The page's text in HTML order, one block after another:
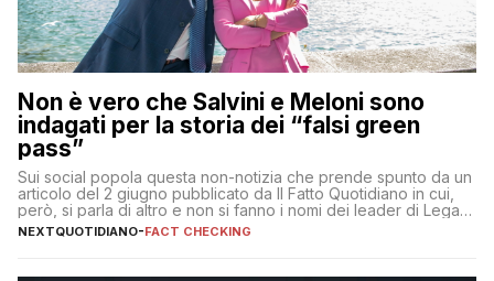
Non è vero che Salvini e Meloni sono
indagati per la storia dei “falsi green
pass”
Sui social popola questa non-notizia che prende spunto da un
articolo del 2 giugno pubblicato da Il Fatto Quotidiano in cui,
però, si parla di altro e non si fanno i nomi dei leader di Lega e
Fratelli d’Italia
NEXTQUOTIDIANO-FACT CHECKING